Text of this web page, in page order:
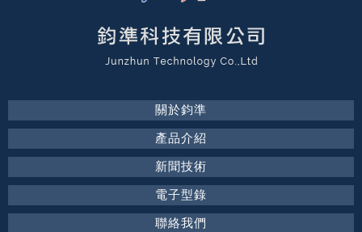
關於鈞準
產品介紹
新聞技術
電子型錄
聯絡我們